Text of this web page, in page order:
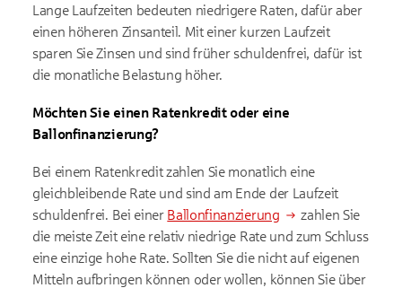
Lange Laufzeiten bedeuten niedrigere Raten, dafür aber
einen höheren Zinsanteil. Mit einer kurzen Laufzeit
sparen Sie Zinsen und sind früher schuldenfrei, dafür ist
die monatliche Belastung höher.
Möchten Sie einen Ratenkredit oder eine
Ballonfinanzierung?
Bei einem Ratenkredit zahlen Sie monatlich eine
gleichbleibende Rate und sind am Ende der Laufzeit
schuldenfrei. Bei einer Ballonfinanzierung
zahlen Sie
die meiste Zeit eine relativ niedrige Rate und zum Schluss
eine einzige hohe Rate. Sollten Sie die nicht auf eigenen
Mitteln aufbringen können oder wollen, können Sie über